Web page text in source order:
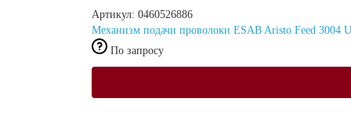
Артикул: 0460526886
Механизм подачи проволоки ESAB Aristo Feed 3004
По запросу